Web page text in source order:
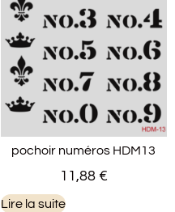
pochoir numéros HDM13
11,88 €
Lire la suite